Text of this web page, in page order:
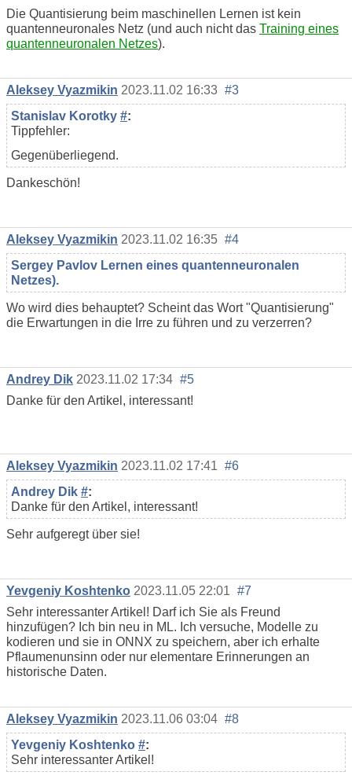
Die Quantisierung beim maschinellen Lernen ist kein
quantenneuronales Netz (und auch nicht das Training eines
quantenneuronalen Netzes).
Aleksey Vyazmikin 2023.11.02 16:33 #3
Stanislav Korotky #:
Tippfehler:
Gegenüberliegend.
Dankeschön!
Aleksey Vyazmikin 2023.11.02 16:35 #4
Sergey Pavlov Lernen eines quantenneuronalen
Netzes).
Wo wird dies behauptet? Scheint das Wort "Quantisierung"
die Erwartungen in die Irre zu führen und zu verzerren?
Andrey Dik 2023.11.02 17:34 #5
Danke für den Artikel, interessant!
Aleksey Vyazmikin 2023.11.02 17:41 #6
Andrey Dik #:
Danke für den Artikel, interessant!
Sehr aufgeregt über sie!
Yevgeniy Koshtenko 2023.11.05 22:01 #7
Sehr interessanter Artikel! Darf ich Sie als Freund
hinzufügen? Ich bin neu in ML. Ich versuche, Modelle zu
kodieren und sie in ONNX zu speichern, aber ich erhalte
Pflaumenunsinn oder nur elementare Erinnerungen an
historische Daten.
Aleksey Vyazmikin 2023.11.06 03:04 #8
Yevgeniy Koshtenko #:
Sehr interessanter Artikel!